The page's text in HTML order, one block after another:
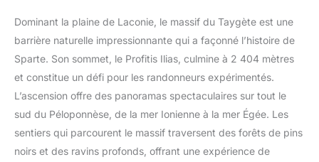
Dominant la plaine de Laconie, le massif du Taygète est une
barrière naturelle impressionnante qui a façonné l’histoire de
Sparte. Son sommet, le Profitis Ilias, culmine à 2 404 mètres
et constitue un défi pour les randonneurs expérimentés.
L’ascension offre des panoramas spectaculaires sur tout le
sud du Péloponnèse, de la mer Ionienne à la mer Égée. Les
sentiers qui parcourent le massif traversent des forêts de pins
noirs et des ravins profonds, offrant une expérience de